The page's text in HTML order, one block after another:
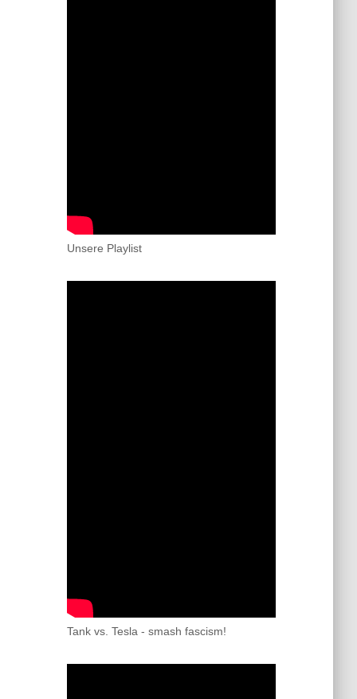
Unsere Playlist
Tank vs. Tesla - smash fascism!